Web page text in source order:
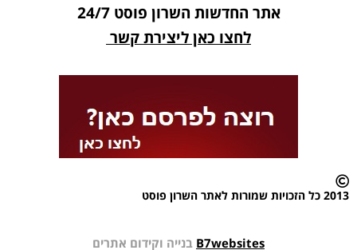
אתר החדשות השרון פוסט 24/7
לחצו כאן ליצירת קשר
2013 כל הזכויות שמורות לאתר השרון פוסט
B7websites